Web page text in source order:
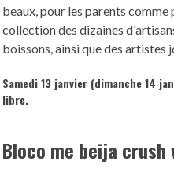
beaux, pour les parents
collection des dizaines
boissons, ainsi que des artistes
Samedi 13 janvier (dimanche 14
libre.
Bloco me beija crush